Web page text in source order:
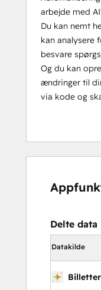
arbejde med
Du kan nemt
kan analysere
besvare
Og du kan
ændringer til
via kode og
Delte data
Datakilde
Billetter